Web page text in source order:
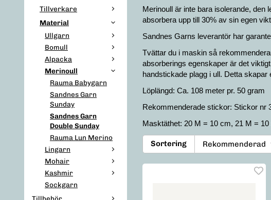
Tillverkare
Material
Ullgarn
Bomull
Alpacka
Merinoull
Rauma Babygarn
Sandnes Garn
Sunday
Sandnes Garn
Double Sunday
Rauma Lun Merino
Lingarn
Mohair
Kashmir
Sockgarn
Tillbehör
Merinoull är inte bara isolerande,
absorbera upp till 30% av sin egen
Sandnes Garns leverantör har
Tvättar du i maskin så
absorberings egenskaper är det
handstickade plagg i ull. Detta
Löplängd: Ca. 108 meter pr. 50 gram
Rekommenderade stickor: Stickor nr
Masktäthet: 20 M = 10 cm, 21 M = 10
Sortering